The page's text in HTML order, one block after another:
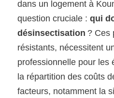
dans un logement à
question cruciale :qui
désinsectisation ? Ces
résistants, nécessitent
professionnelle pour les
la répartition des coûts
facteurs, notamment la